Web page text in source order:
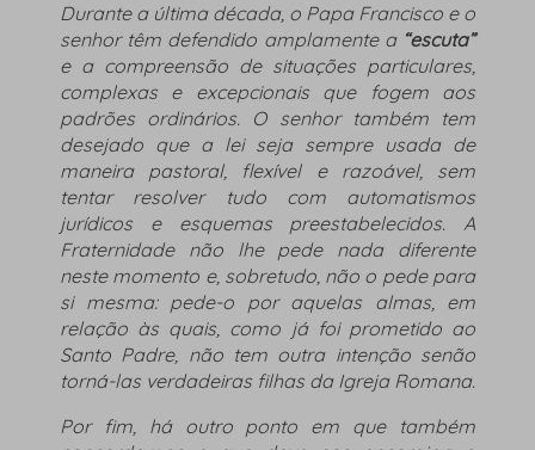
Durante a última década, o Papa Francisco e o
senhor têm defendido amplamente a “escuta”
e a compreensão de situações particulares,
complexas e excepcionais que fogem aos
padrões ordinários. O senhor também tem
desejado que a lei seja sempre usada de
maneira pastoral, flexível e razoável, sem
tentar resolver tudo com automatismos
jurídicos e esquemas preestabelecidos. A
Fraternidade não lhe pede nada diferente
neste momento e, sobretudo, não o pede para
si mesma: pede-o por aquelas almas, em
relação às quais, como já foi prometido ao
Santo Padre, não tem outra intenção senão
torná-las verdadeiras filhas da Igreja Romana.
Por fim, há outro ponto em que também